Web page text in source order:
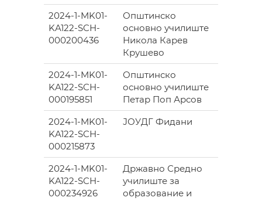
2024-1-MK01-
KA122-SCH-
000200436
Општинско
основно училиште
Никола Карев
Крушево
2024-1-MK01-
KA122-SCH-
000195851
Општинско
основно училиште
Петар Поп Арсов
2024-1-MK01-
KA122-SCH-
000215873
ЈОУДГ Фидани
2024-1-MK01-
KA122-SCH-
000234926
Државно Средно
училиште за
образование и